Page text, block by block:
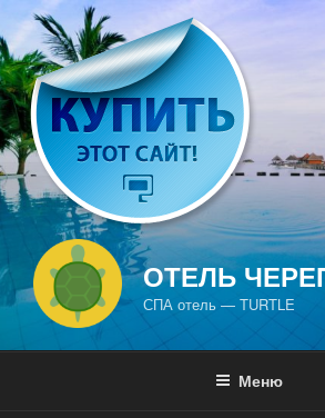
Перейти
к
содержимому
ОТЕЛЬ
СПА отель — TURTLE
Меню